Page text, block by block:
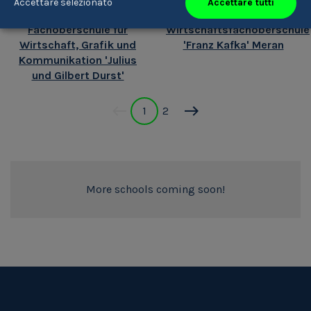
Fachoberschule für
Wirtschaft, Grafik und
Kommunikation 'Julius
und Gilbert Durst'
Wirtschaftsfachoberschule
'Franz Kafka' Meran
1 2
More schools coming soon!
Accettare selezionato